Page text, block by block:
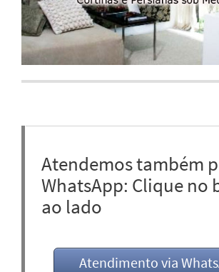
Atendemos também
WhatsApp: Clique no
ao lado
Atendimento via